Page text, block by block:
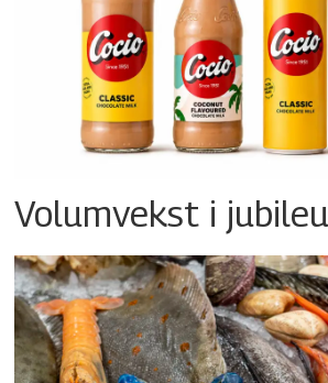
Volumvekst i